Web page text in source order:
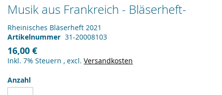
Musik aus Frankreich - Bläserheft-
Rheinisches Bläserheft 2021
Artikelnummer 31-20008103
16,00 €
Inkl. 7% Steuern , excl. Versandkosten
Anzahl
Zum
Anfang
der
Bildergalerie
springen